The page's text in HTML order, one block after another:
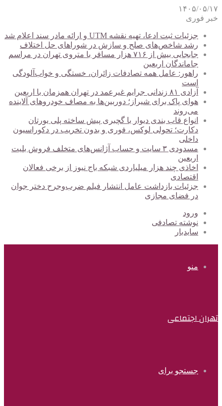
۱۴۰۵/۰۵/۱۷
خبر فوری
جزئیات ثبت ادعا، تهیه نقشه UTM و ارائه مادر سند اعلام شد
رشد شاخص‌های صلح و سازش در شوراهای حل اختلاف
جابجایی بیش از ۷۱۶ هزار مسافر با متروی تهران در مراسم
جاماندگان اربعین
راهور: عامل همه تصادفات زائران، خستگی و خواب‌آلودگی
است
آزادی ۸۱ زندانی جرایم غیرعمد در تهران همزمان با اربعین
هوای پاک برای شیراز؛ دوربین‌ها به مصاف خودروهای آلاینده
می‌روند
انواع قاب بندی دیوار با گچبری پیش ساخته پلی یورتان
دکارت؛ تحولی لوکس، فوری و بدون تخریب در دکوراسیون
داخلی
مسدودی ۳ سایت و حساب آژانس‌های متخلف فروش بلیت
اربعین
اخاذی چند هزار میلیاردی شبکه باج نیوز از برخی فعالان
اقتصادی
جزئیات بازداشت عامل انتشار فیلم ضرب‌وجرح دختر جوان
در فضای مجازی
ورود
نوشته تصادفی
سایدبار
منو
تهران اجتماعی
جستجو برای